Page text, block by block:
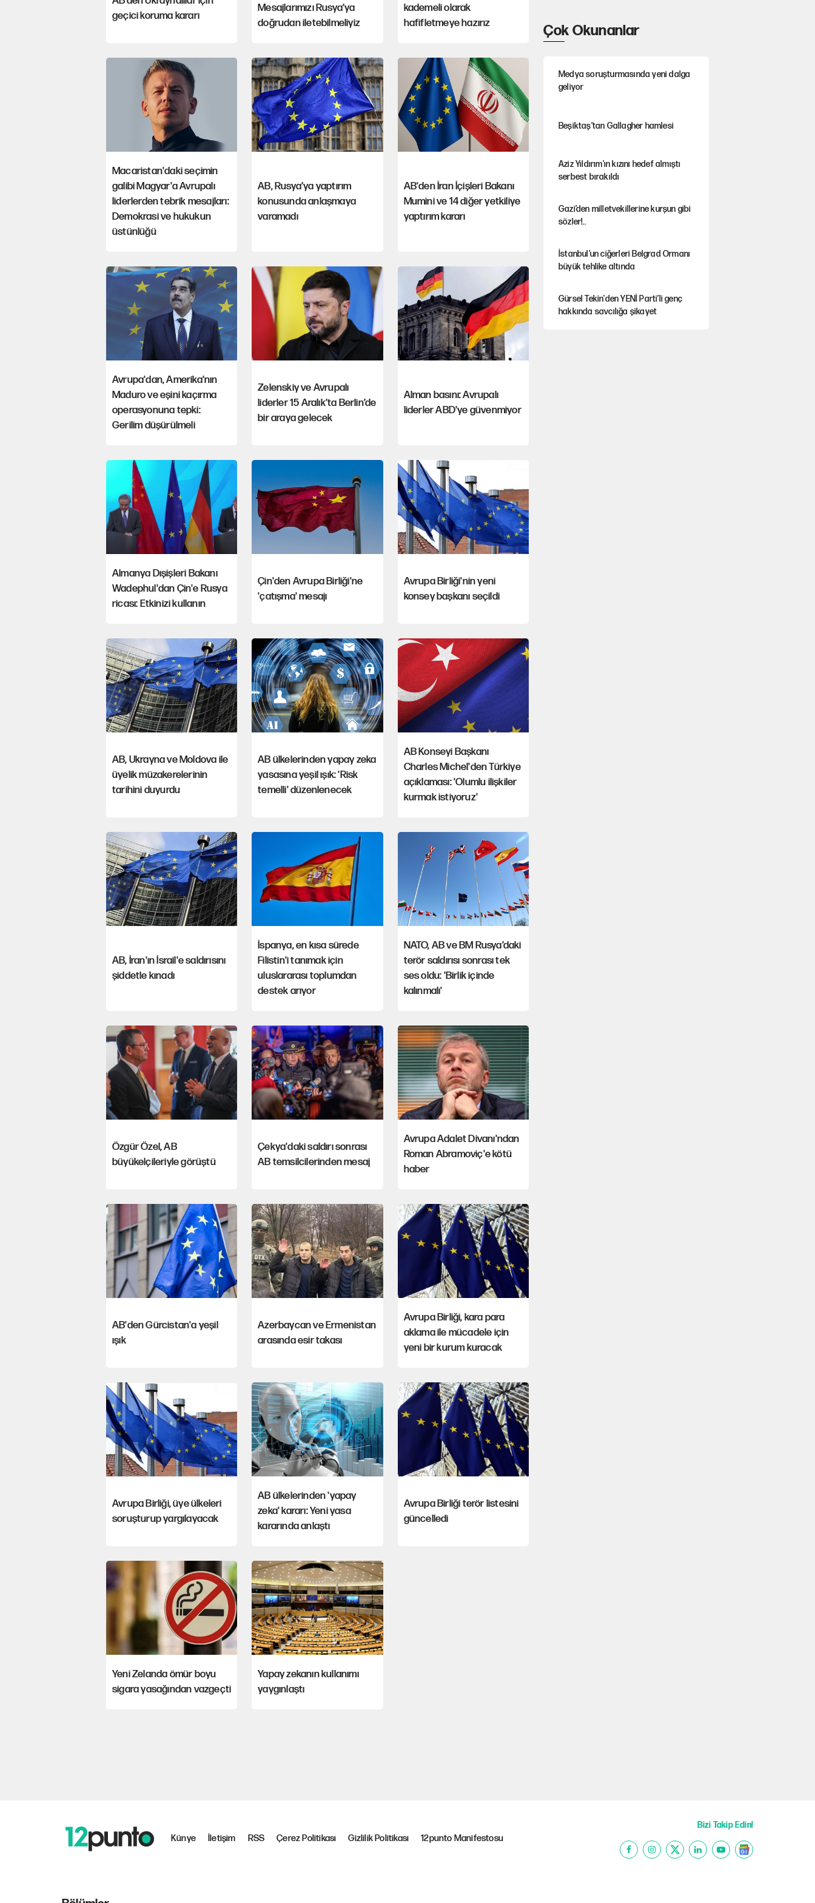
geçici koruma kararı
Mesajlarımızı Rusya’ya
doğrudan iletebilmeliyiz
kademeli olarak
hafifletmeye hazırız
Macaristan'daki seçimin
galibi Magyar'a Avrupalı
liderlerden tebrik mesajları:
Demokrasi ve hukukun
üstünlüğü
AB, Rusya’ya yaptırım
konusunda anlaşmaya
varamadı
AB'den İran İçişleri Bakanı
Mumini ve 14 diğer yetkiliye
yaptırım kararı
Avrupa'dan, Amerika'nın
Maduro ve eşini kaçırma
operasyonuna tepki:
Gerilim düşürülmeli
Zelenskiy ve Avrupalı
liderler 15 Aralık’ta Berlin’de
bir araya gelecek
Alman basını: Avrupalı
liderler ABD'ye güvenmiyor
Almanya Dışişleri Bakanı
Wadephul'dan Çin'e Rusya
ricası: Etkinizi kullanın
Çin'den Avrupa Birliği'ne
'çatışma' mesajı
Avrupa Birliği'nin yeni
konsey başkanı seçildi
AB, Ukrayna ve Moldova ile
üyelik müzakerelerinin
tarihini duyurdu
AB ülkelerinden yapay zeka
yasasına yeşil ışık: 'Risk
temelli' düzenlenecek
AB Konseyi Başkanı
Charles Michel'den Türkiye
açıklaması: 'Olumlu ilişkiler
kurmak istiyoruz'
AB, İran'ın İsrail'e saldırısını
şiddetle kınadı
İspanya, en kısa sürede
Filistin'i tanımak için
uluslararası toplumdan
destek arıyor
NATO, AB ve BM Rusya’daki
terör saldırısı sonrası tek
ses oldu: 'Birlik içinde
kalınmalı'
Özgür Özel, AB
büyükelçileriyle görüştü
Çekya'daki saldırı sonrası
AB temsilcilerinden mesaj
Avrupa Adalet Divanı'ndan
Roman Abramoviç'e kötü
haber
AB'den Gürcistan'a yeşil
ışık
Azerbaycan ve Ermenistan
arasında esir takası
Avrupa Birliği, kara para
aklama ile mücadele için
yeni bir kurum kuracak
Avrupa Birliği, üye ülkeleri
soruşturup yargılayacak
AB ülkelerinden 'yapay
zeka' kararı: Yeni yasa
kararında anlaştı
Avrupa Birliği terör listesini
güncelledi
Yeni Zelanda ömür boyu
sigara yasağından vazgeçti
Yapay zekanın kullanımı
yaygınlaştı
Çok Okunanlar
Medya soruşturmasında yeni dalga
geliyor
Beşiktaş’tan Gallagher hamlesi
Aziz Yıldırım'ın kızını hedef almıştı
serbest bırakıldı
Gazi’den milletvekillerine kurşun gibi
sözler!..
İstanbul’un ciğerleri Belgrad Ormanı
büyük tehlike altında
Gürsel Tekin'den YENİ Parti’li genç
hakkında savcılığa şikayet
Künye İletişim RSS Çerez Politikası Gizlilik Politikası 12punto Manifestosu
Bizi Takip Edin!